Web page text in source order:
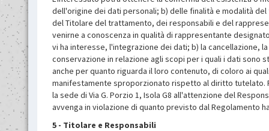
dell'origine dei dati personali; b) delle finalità e modalità
del Titolare del trattamento, dei responsabili e del
venirne a conoscenza in qualità di rappresentante
vi ha interesse, l'integrazione dei dati; b) la cancellazione,
conservazione in relazione agli scopi per i quali i dati
anche per quanto riguarda il loro contenuto, di coloro ai
manifestamente sproporzionato rispetto al diritto tutelato.
la sede di Via G. Porzio 1, Isola G8 all'attenzione del
avvenga in violazione di quanto previsto dal Regolamento
5 - Titolare e Responsabili